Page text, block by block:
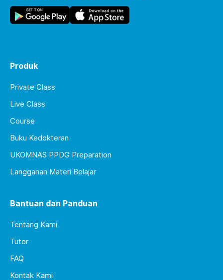
Produk
Private Class
Live Class
Course
Buku Kedokteran
UKOMNAS PPDG Preparation
Langganan Materi Belajar
Bantuan dan Panduan
Tentang Kami
Tutor
FAQ
Kontak Kami